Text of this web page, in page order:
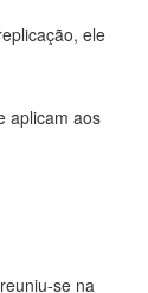
ele
aplicam aos
se na